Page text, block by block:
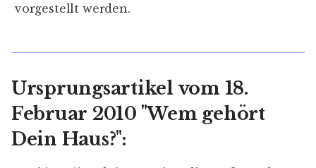
vorgestellt werden.
Ursprungsartikel vom 18.
Februar 2010 "Wem gehört
Dein Haus?":